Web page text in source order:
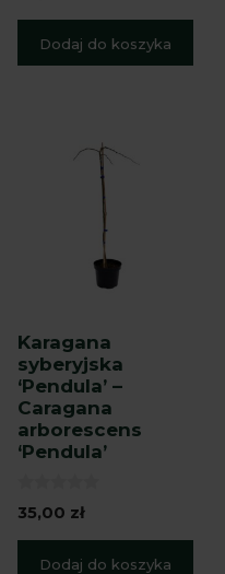
Dodaj do koszyka
Karagana
syberyjska
‘Pendula’ –
Caragana
arborescens
‘Pendula’
0
z
35,00 zł
Dodaj do koszyka